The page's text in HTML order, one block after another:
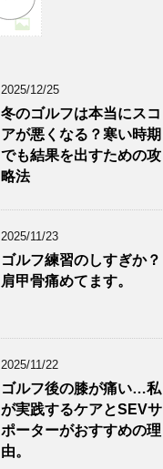
2025/12/25
冬のゴルフは本当にスコ
アが悪くなる？寒い時期
でも結果を出すための攻
略法
2025/11/23
ゴルフ練習のしすぎか？
肩甲骨痛めてます。
2025/11/22
ゴルフ後の膝が痛い…私
が実践するケアとSEVサ
ポーターがおすすめの理
由。